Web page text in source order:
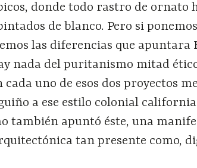
donde todo rastro de ornato
de blanco. Pero si
las diferencias que apuntara
nada del puritanismo mitad
cada uno de esos dos proyectos
a ese estilo colonial
también apuntó éste, una
tan presente como,